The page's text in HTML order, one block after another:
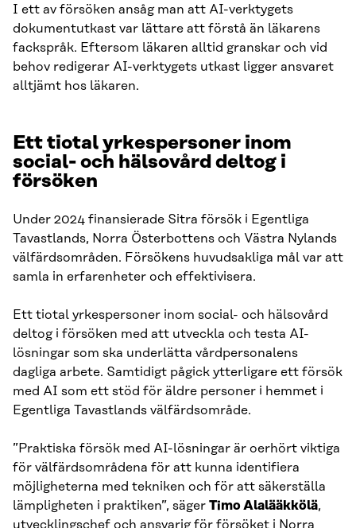
I ett av försöken ansåg man att AI-verktygets
dokumentutkast var lättare att förstå än läkarens
fackspråk. Eftersom läkaren alltid granskar och vid
behov redigerar AI-verktygets utkast ligger ansvaret
alltjämt hos läkaren.
Ett tiotal yrkespersoner inom
social- och hälsovård deltog i
försöken
Under 2024 finansierade Sitra försök i Egentliga
Tavastlands, Norra Österbottens och Västra Nylands
välfärdsområden. Försökens huvudsakliga mål var att
samla in erfarenheter och effektivisera.
Ett tiotal yrkespersoner inom social- och hälsovård
deltog i försöken med att utveckla och testa AI-
lösningar som ska underlätta vårdpersonalens
dagliga arbete. Samtidigt pågick ytterligare ett försök
med AI som ett stöd för äldre personer i hemmet i
Egentliga Tavastlands välfärdsområde.
”Praktiska försök med AI-lösningar är oerhört viktiga
för välfärdsområdena för att kunna identifiera
möjligheterna med tekniken och för att säkerställa
lämpligheten i praktiken”, säger Timo Alalääkkölä,
utvecklingschef och ansvarig för försöket i Norra